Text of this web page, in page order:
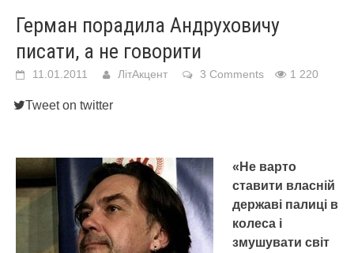
Герман порадила Андруховичу
писати, а не говорити
11.01.2011 ЛітАкцент 3 Comments 1 220
Tweet on twitter
«Не варто
ставити власній
державі палиці в
колеса і
змушувати світ